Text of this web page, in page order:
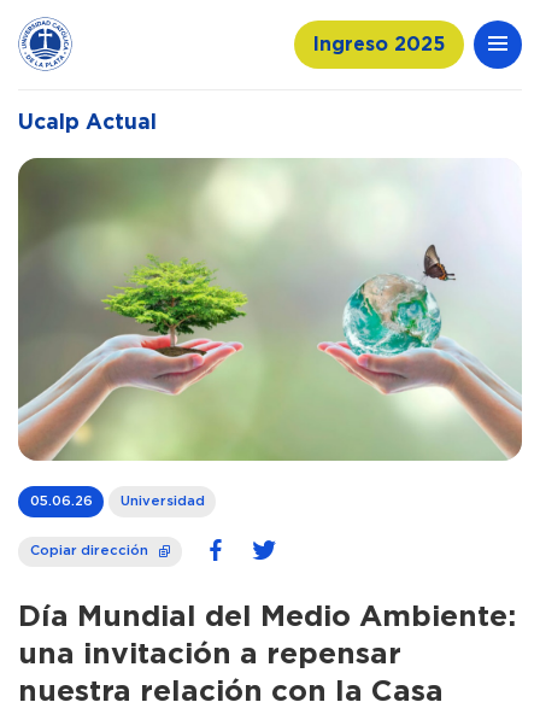
Ingreso 2025
Ucalp Actual
05.06.26 Universidad
Copiar dirección
Día Mundial del Medio Ambiente:
una invitación a repensar
nuestra relación con la Casa